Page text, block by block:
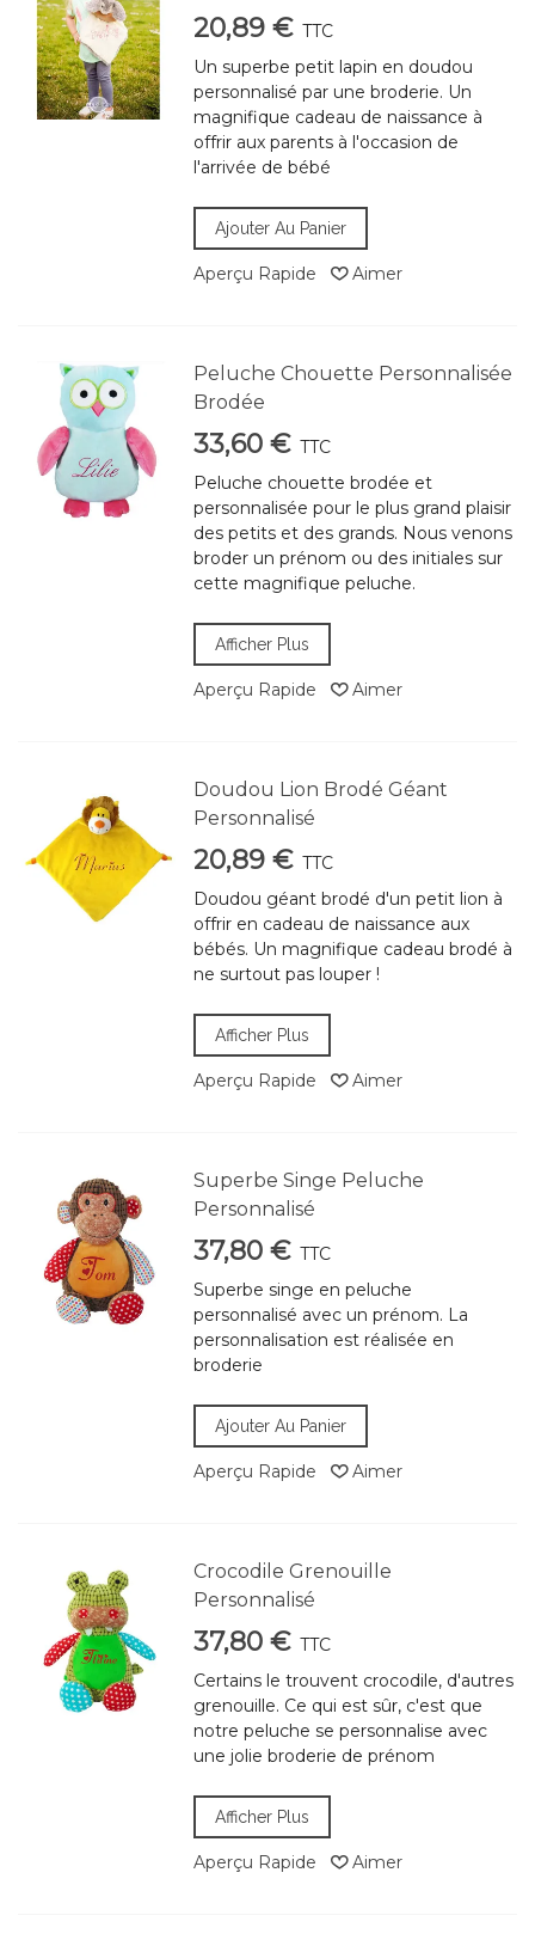
20,89 € TTC
Un superbe petit lapin en doudou
personnalisé par une broderie. Un
magnifique cadeau de naissance à
offrir aux parents à l'occasion de
l'arrivée de bébé
Ajouter Au Panier
Aperçu Rapide Aimer
Peluche Chouette Personnalisée
Brodée
33,60 € TTC
Peluche chouette brodée et
personnalisée pour le plus grand plaisir
des petits et des grands. Nous venons
broder un prénom ou des initiales sur
cette magnifique peluche.
Afficher Plus
Aperçu Rapide Aimer
Doudou Lion Brodé Géant
Personnalisé
20,89 € TTC
Doudou géant brodé d'un petit lion à
offrir en cadeau de naissance aux
bébés. Un magnifique cadeau brodé à
ne surtout pas louper !
Afficher Plus
Aperçu Rapide Aimer
Superbe Singe Peluche
Personnalisé
37,80 € TTC
Superbe singe en peluche
personnalisé avec un prénom. La
personnalisation est réalisée en
broderie
Ajouter Au Panier
Aperçu Rapide Aimer
Crocodile Grenouille
Personnalisé
37,80 € TTC
Certains le trouvent crocodile, d'autres
grenouille. Ce qui est sûr, c'est que
notre peluche se personnalise avec
une jolie broderie de prénom
Afficher Plus
Aperçu Rapide Aimer